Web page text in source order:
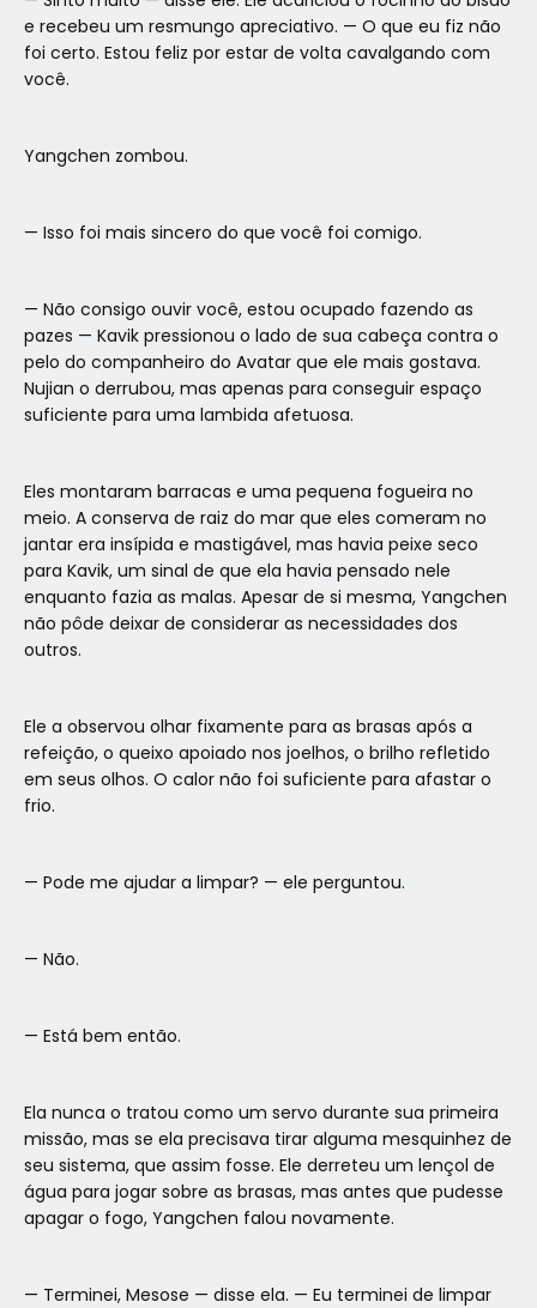
e recebeu um resmungo apreciativo. — O que eu fiz não
foi certo. Estou feliz por estar de volta cavalgando com
você.
Yangchen zombou.
— Isso foi mais sincero do que você foi comigo.
— Não consigo ouvir você, estou ocupado fazendo as
pazes — Kavik pressionou o lado de sua cabeça contra o
pelo do companheiro do Avatar que ele mais gostava.
Nujian o derrubou, mas apenas para conseguir espaço
suficiente para uma lambida afetuosa.
Eles montaram barracas e uma pequena fogueira no
meio. A conserva de raiz do mar que eles comeram no
jantar era insípida e mastigável, mas havia peixe seco
para Kavik, um sinal de que ela havia pensado nele
enquanto fazia as malas. Apesar de si mesma, Yangchen
não pôde deixar de considerar as necessidades dos
outros.
Ele a observou olhar fixamente para as brasas após a
refeição, o queixo apoiado nos joelhos, o brilho refletido
em seus olhos. O calor não foi suficiente para afastar o
frio.
— Pode me ajudar a limpar? — ele perguntou.
— Não.
— Está bem então.
Ela nunca o tratou como um servo durante sua primeira
missão, mas se ela precisava tirar alguma mesquinhez de
seu sistema, que assim fosse. Ele derreteu um lençol de
água para jogar sobre as brasas, mas antes que pudesse
apagar o fogo, Yangchen falou novamente.
— Terminei, Mesose — disse ela. — Eu terminei de limpar